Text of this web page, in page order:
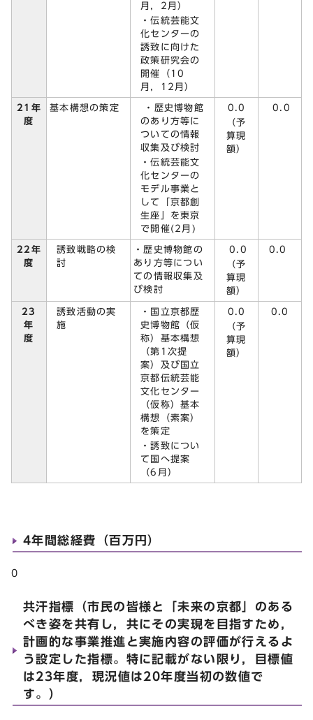
月，2月）
・伝統芸能文
化センターの
誘致に向けた
政策研究会の
開催（10
月，12月）
21年
度
基本構想の策定
・歴史博物館
のあり方等に
ついての情報
収集及び検討
・伝統芸能文
化センターの
モデル事業と
して「京都創
生座」を東京
で開催(2月)
0.0
（予
算現
額）
0.0
22年
度
誘致戦略の検
討
・歴史博物館の
あり方等につい
ての情報収集及
び検討
0.0
（予
算現
額）
0.0
23
年
度
誘致活動の実
施
・国立京都歴
史博物館（仮
称）基本構想
（第1次提
案）及び国立
京都伝統芸能
文化センター
（仮称）基本
構想（素案）
を策定
・誘致につい
て国へ提案
（6月）
0.0
（予
算現
額）
0.0
4年間総経費（百万円）
0
共汗指標（市民の皆様と「未来の京都」のある
べき姿を共有し，共にその実現を目指すため，
計画的な事業推進と実施内容の評価が行えるよ
う設定した指標。特に記載がない限り，目標値
は23年度，現況値は20年度当初の数値で
す。）